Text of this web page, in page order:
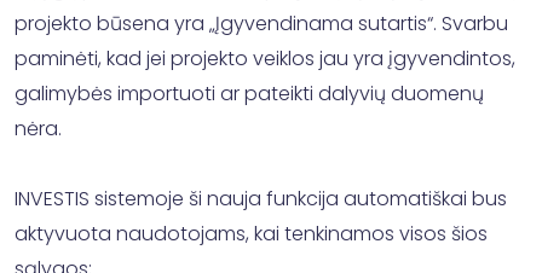
projekto būsena yra „Įgyvendinama sutartis“. Svarbu
paminėti, kad jei projekto veiklos jau yra įgyvendintos,
galimybės importuoti ar pateikti dalyvių duomenų
nėra.
INVESTIS sistemoje ši nauja funkcija automatiškai bus
aktyvuota naudotojams, kai tenkinamos visos šios